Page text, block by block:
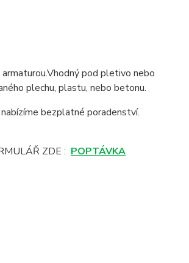
pod pletivo nebo
plechu, plastu, nebo betonu.
bezplatné poradenství.
ZDE : POPTÁVKA